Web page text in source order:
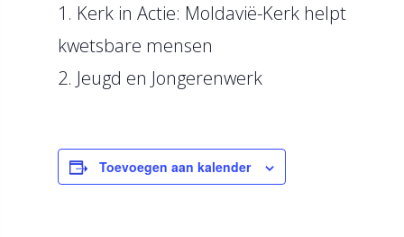
1. Kerk in Actie: Moldavië-Kerk helpt
kwetsbare mensen
2. Jeugd en Jongerenwerk
Toevoegen aan kalender